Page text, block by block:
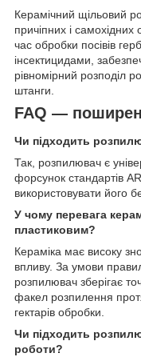
Керамічний щільовий
причіпних і самохідних
час обробки посівів
інсектицидами,
рівномірний розподіл
штанги.
FAQ —
Чи підходить
Так, розпилювач є
форсунок стандартів
використовувати його
У чому перевага
пластиковим?
Кераміка має високу
впливу. За умови
розпилювач зберігає
факел розпилення
гектарів обробки.
Чи підходить
роботи?